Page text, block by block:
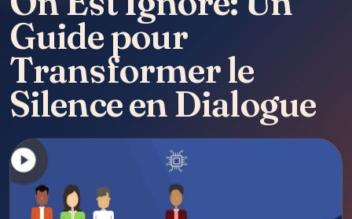
Guide pour
Transformer le
Silence en Dialogue